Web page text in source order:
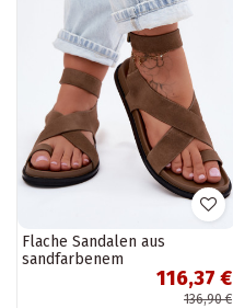
Flache Sandalen aus
sandfarbenem
116,37 €
136,90 €